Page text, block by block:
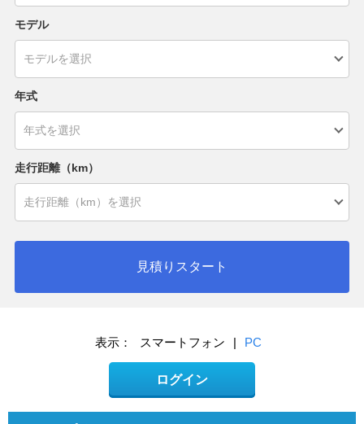
モデル
年式
走行距離（km）
見積りスタート
表示： スマートフォン | PC
ログイン